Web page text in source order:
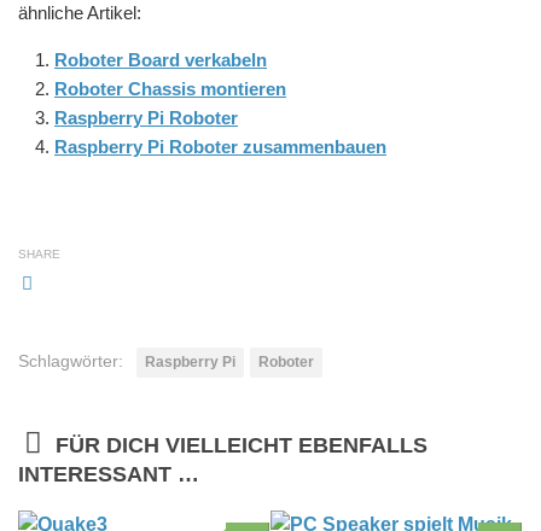
ähnliche Artikel:
Roboter Board verkabeln
Roboter Chassis montieren
Raspberry Pi Roboter
Raspberry Pi Roboter zusammenbauen
SHARE
Schlagwörter: Raspberry Pi Roboter
FÜR DICH VIELLEICHT EBENFALLS
INTERESSANT …